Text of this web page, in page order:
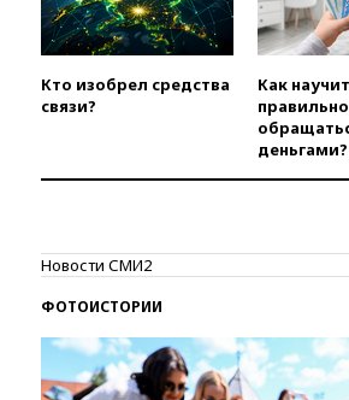
Кто изобрел средства
связи?
Как
правильно
деньгами?
Новости СМИ2
ФОТОИСТОРИИ